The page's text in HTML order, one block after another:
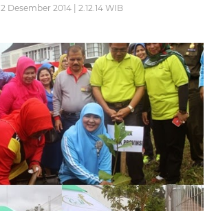
2 Desember 2014 | 2.12.14 WIB